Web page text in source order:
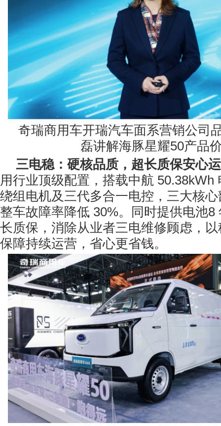
奇瑞商用车开瑞汽车面系营销公司
磊讲解海豚星耀50产品
三电稳：硬核品质，超长质保安心
用行业顶级配置，搭载中航 50.38kWh
绕组电机及三代多合一电控，三大核
整车故障率降低 30%。同时提供电池8
长质保，消除从业者三电维修顾虑，
保障持续运营，省心更省钱。